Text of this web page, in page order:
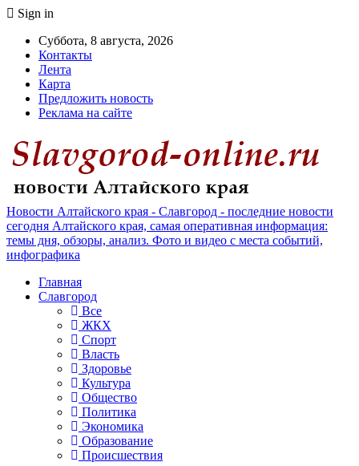
Sign in
Суббота, 8 августа, 2026
Контакты
Лента
Карта
Предложить новость
Реклама на сайте
Новости Алтайского края - Славгород - последние новости
сегодня Алтайского края, самая оперативная информация:
темы дня, обзоры, анализ. Фото и видео с места событий,
инфографика
Главная
Славгород
Все
ЖКХ
Спорт
Власть
Здоровье
Культура
Общество
Политика
Экономика
Образование
Происшествия